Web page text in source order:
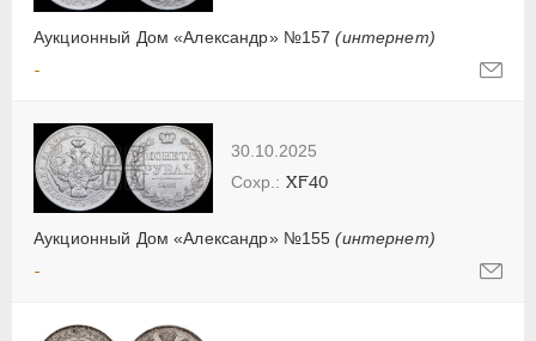
Аукционный Дом «Александр» №157(интернет)
-
30.10.2025
Аукционный Дом «Александр» №155(интернет)
XF40
-